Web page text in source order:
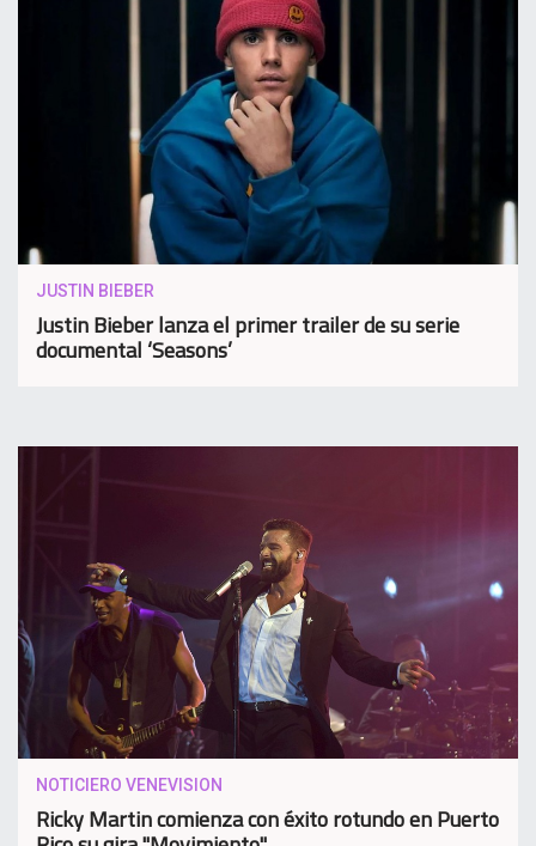
JUSTIN BIEBER
Justin Bieber lanza el primer trailer de su serie
documental ‘Seasons’
NOTICIERO VENEVISION
Ricky Martin comienza con éxito rotundo en Puerto